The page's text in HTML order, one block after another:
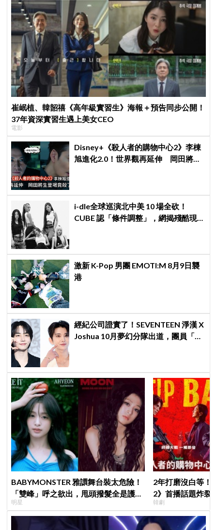
崔岷植、韓韶禧《高年級實習生》海報＋預告同步公開！
37年資深實習生遇上美女CEO
電影
Disney+《殺人者的購物中心2》李棟
旭進化2.0！世界觀再延伸 岡田將生
i-dle全球巡演北中美 10 場全砍！
CUBE 認「條件調整」，網揭殘酷現
激新 K-Pop 男團 EMOTI:M 8月9日襲
港
經紀公司證實了！SEVENTEEN 淨漢 X
Joshua 10月夢幻分隊出道，團員「最
BABYMONSTER 雅譞舞台裝太危險！
「雙峰」呼之欲出，甩頭撥髮全是護胸
小動作！網：造型師出來謝罪
明星
2年打磨沒白等！
2》首播話題炸裂
季找我，我就拍
韓劇